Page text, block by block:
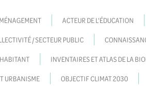
ACTEUR DE L'ÉDUCATION
/ SECTEUR PUBLIC
HABITANT INVENTAIRES ET ATLAS DE LA
URBANISME OBJECTIF CLIMAT 2030